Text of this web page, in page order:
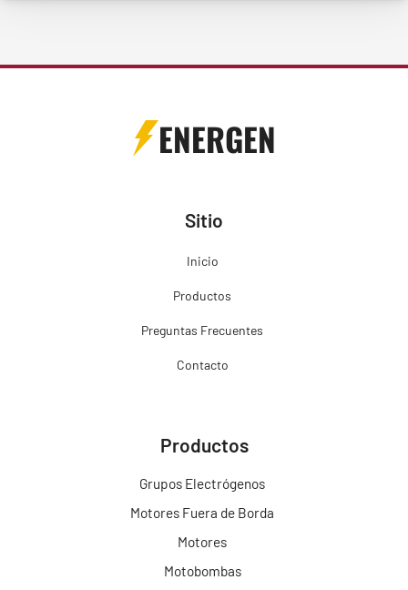
ENERGEN
Sitio
Inicio
Productos
Preguntas Frecuentes
Contacto
Productos
Grupos Electrógenos
Motores Fuera de Borda
Motores
Motobombas